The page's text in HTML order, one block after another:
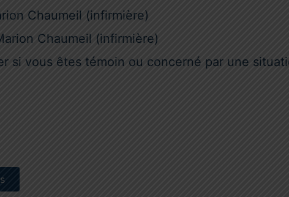
Chaumeil (infirmière)
Chaumeil (infirmière)
si vous êtes témoin ou concerné par une